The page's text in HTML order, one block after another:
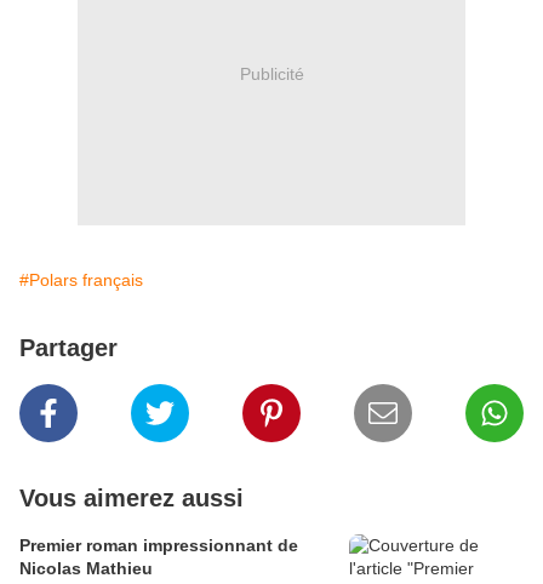
Publicité
#Polars français
Partager
Vous aimerez aussi
Premier roman impressionnant de
Nicolas Mathieu